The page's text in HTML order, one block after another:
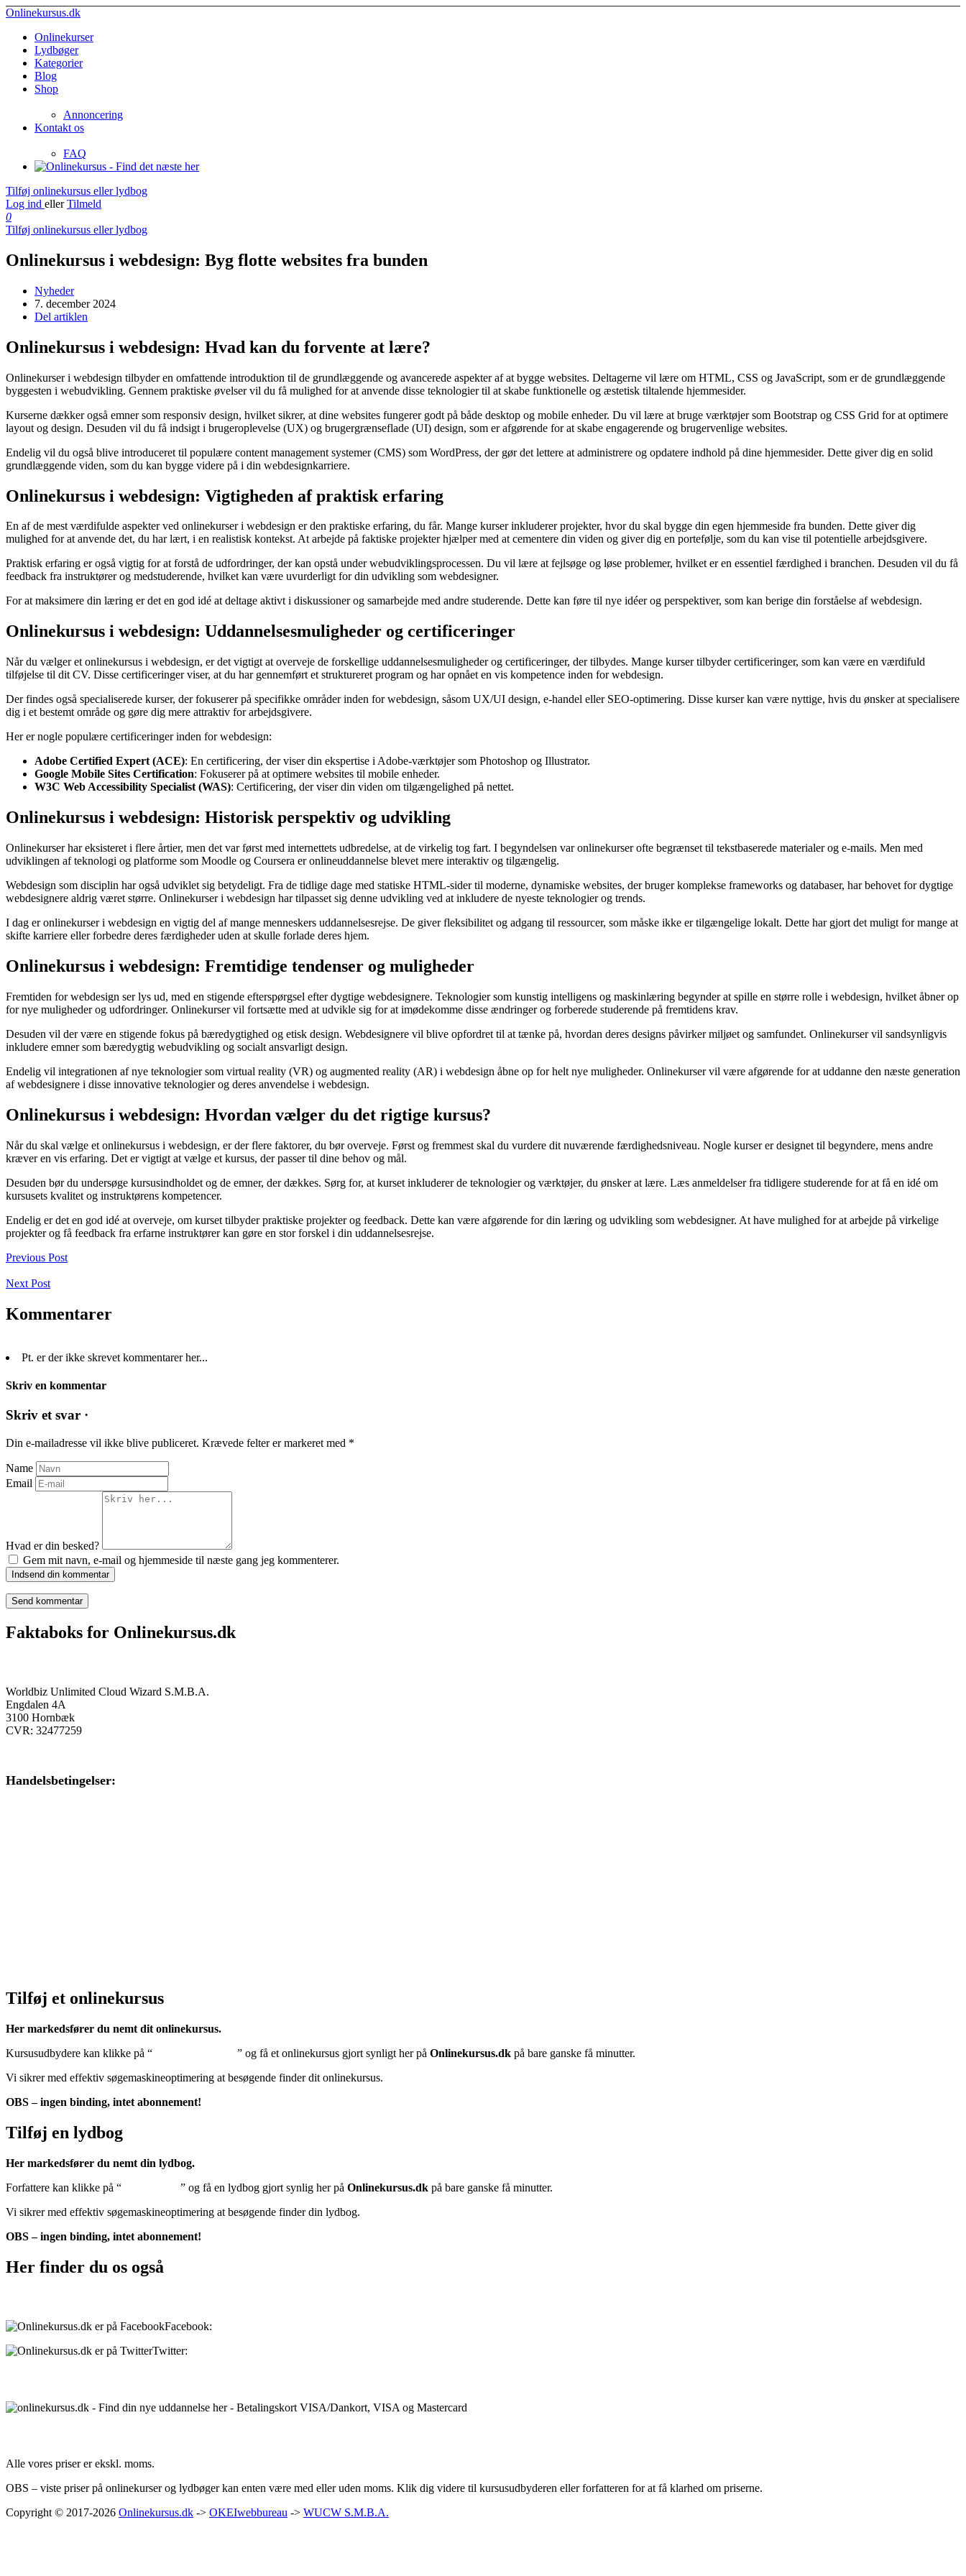
Onlinekursus.dk
Onlinekurser
Lydbøger
Kategorier
Blog
Shop
Annoncering
Kontakt os
FAQ
Tilføj onlinekursus eller lydbog
Log ind eller Tilmeld
0
Tilføj onlinekursus eller lydbog
Onlinekursus i webdesign: Byg flotte websites fra bunden
Nyheder
7. december 2024
Del artiklen
Onlinekursus i webdesign: Hvad kan du forvente at lære?
Onlinekurser i webdesign tilbyder en omfattende introduktion til de grundlæggende og avancerede aspekter af at bygge websites. Deltagerne vil lære om HTML, CSS og JavaScript, som er de grundlæggende
byggesten i webudvikling. Gennem praktiske øvelser vil du få mulighed for at anvende disse teknologier til at skabe funktionelle og æstetisk tiltalende hjemmesider.
Kurserne dækker også emner som responsiv design, hvilket sikrer, at dine websites fungerer godt på både desktop og mobile enheder. Du vil lære at bruge værktøjer som Bootstrap og CSS Grid for at optimere
layout og design. Desuden vil du få indsigt i brugeroplevelse (UX) og brugergrænseflade (UI) design, som er afgørende for at skabe engagerende og brugervenlige websites.
Endelig vil du også blive introduceret til populære content management systemer (CMS) som WordPress, der gør det lettere at administrere og opdatere indhold på dine hjemmesider. Dette giver dig en solid
grundlæggende viden, som du kan bygge videre på i din webdesignkarriere.
Onlinekursus i webdesign: Vigtigheden af praktisk erfaring
En af de mest værdifulde aspekter ved onlinekurser i webdesign er den praktiske erfaring, du får. Mange kurser inkluderer projekter, hvor du skal bygge din egen hjemmeside fra bunden. Dette giver dig
mulighed for at anvende det, du har lært, i en realistisk kontekst. At arbejde på faktiske projekter hjælper med at cementere din viden og giver dig en portefølje, som du kan vise til potentielle arbejdsgivere.
Praktisk erfaring er også vigtig for at forstå de udfordringer, der kan opstå under webudviklingsprocessen. Du vil lære at fejlsøge og løse problemer, hvilket er en essentiel færdighed i branchen. Desuden vil du få
feedback fra instruktører og medstuderende, hvilket kan være uvurderligt for din udvikling som webdesigner.
For at maksimere din læring er det en god idé at deltage aktivt i diskussioner og samarbejde med andre studerende. Dette kan føre til nye idéer og perspektiver, som kan berige din forståelse af webdesign.
Onlinekursus i webdesign: Uddannelsesmuligheder og certificeringer
Når du vælger et onlinekursus i webdesign, er det vigtigt at overveje de forskellige uddannelsesmuligheder og certificeringer, der tilbydes. Mange kurser tilbyder certificeringer, som kan være en værdifuld
tilføjelse til dit CV. Disse certificeringer viser, at du har gennemført et struktureret program og har opnået en vis kompetence inden for webdesign.
Der findes også specialiserede kurser, der fokuserer på specifikke områder inden for webdesign, såsom UX/UI design, e-handel eller SEO-optimering. Disse kurser kan være nyttige, hvis du ønsker at specialisere
dig i et bestemt område og gøre dig mere attraktiv for arbejdsgivere.
Her er nogle populære certificeringer inden for webdesign:
Adobe Certified Expert (ACE): En certificering, der viser din ekspertise i Adobe-værktøjer som Photoshop og Illustrator.
Google Mobile Sites Certification: Fokuserer på at optimere websites til mobile enheder.
W3C Web Accessibility Specialist (WAS): Certificering, der viser din viden om tilgængelighed på nettet.
Onlinekursus i webdesign: Historisk perspektiv og udvikling
Onlinekurser har eksisteret i flere årtier, men det var først med internettets udbredelse, at de virkelig tog fart. I begyndelsen var onlinekurser ofte begrænset til tekstbaserede materialer og e-mails. Men med
udviklingen af teknologi og platforme som Moodle og Coursera er onlineuddannelse blevet mere interaktiv og tilgængelig.
Webdesign som disciplin har også udviklet sig betydeligt. Fra de tidlige dage med statiske HTML-sider til moderne, dynamiske websites, der bruger komplekse frameworks og databaser, har behovet for dygtige
webdesignere aldrig været større. Onlinekurser i webdesign har tilpasset sig denne udvikling ved at inkludere de nyeste teknologier og trends.
I dag er onlinekurser i webdesign en vigtig del af mange menneskers uddannelsesrejse. De giver fleksibilitet og adgang til ressourcer, som måske ikke er tilgængelige lokalt. Dette har gjort det muligt for mange at
skifte karriere eller forbedre deres færdigheder uden at skulle forlade deres hjem.
Onlinekursus i webdesign: Fremtidige tendenser og muligheder
Fremtiden for webdesign ser lys ud, med en stigende efterspørgsel efter dygtige webdesignere. Teknologier som kunstig intelligens og maskinlæring begynder at spille en større rolle i webdesign, hvilket åbner op
for nye muligheder og udfordringer. Onlinekurser vil fortsætte med at udvikle sig for at imødekomme disse ændringer og forberede studerende på fremtidens krav.
Desuden vil der være en stigende fokus på bæredygtighed og etisk design. Webdesignere vil blive opfordret til at tænke på, hvordan deres designs påvirker miljøet og samfundet. Onlinekurser vil sandsynligvis
inkludere emner som bæredygtig webudvikling og socialt ansvarligt design.
Endelig vil integrationen af nye teknologier som virtual reality (VR) og augmented reality (AR) i webdesign åbne op for helt nye muligheder. Onlinekurser vil være afgørende for at uddanne den næste generation
af webdesignere i disse innovative teknologier og deres anvendelse i webdesign.
Onlinekursus i webdesign: Hvordan vælger du det rigtige kursus?
Når du skal vælge et onlinekursus i webdesign, er der flere faktorer, du bør overveje. Først og fremmest skal du vurdere dit nuværende færdighedsniveau. Nogle kurser er designet til begyndere, mens andre
kræver en vis erfaring. Det er vigtigt at vælge et kursus, der passer til dine behov og mål.
Desuden bør du undersøge kursusindholdet og de emner, der dækkes. Sørg for, at kurset inkluderer de teknologier og værktøjer, du ønsker at lære. Læs anmeldelser fra tidligere studerende for at få en idé om
kursusets kvalitet og instruktørens kompetencer.
Endelig er det en god idé at overveje, om kurset tilbyder praktiske projekter og feedback. Dette kan være afgørende for din læring og udvikling som webdesigner. At have mulighed for at arbejde på virkelige
projekter og få feedback fra erfarne instruktører kan gøre en stor forskel i din uddannelsesrejse.
Previous Post
Next Post
Kommentarer
Pt. er der ikke skrevet kommentarer her...
Skriv en kommentar
Skriv et svar ·
Din e-mailadresse vil ikke blive publiceret. Krævede felter er markeret med *
Name
Email
Hvad er din besked?
Gem mit navn, e-mail og hjemmeside til næste gang jeg kommenterer.
Indsend din kommentar
Faktaboks for Onlinekursus.dk
Worldbiz Unlimited Cloud Wizard S.M.B.A.
Engdalen 4A
3100 Hornbæk
CVR: 32477259
Handelsbetingelser:
Tilføj et onlinekursus
Her markedsfører du nemt dit onlinekursus.
Kursusudbydere kan klikke på “
” og få et onlinekursus gjort synligt her på Onlinekursus.dk på bare ganske få minutter.
Vi sikrer med effektiv søgemaskineoptimering at besøgende finder dit onlinekursus.
OBS – ingen binding, intet abonnement!
Tilføj en lydbog
Her markedsfører du nemt din lydbog.
Forfattere kan klikke på “
” og få en lydbog gjort synlig her på Onlinekursus.dk på bare ganske få minutter.
Vi sikrer med effektiv søgemaskineoptimering at besøgende finder din lydbog.
OBS – ingen binding, intet abonnement!
Her finder du os også
Facebook:
Twitter:
Alle vores priser er ekskl. moms.
OBS – viste priser på onlinekurser og lydbøger kan enten være med eller uden moms. Klik dig videre til kursusudbyderen eller forfatteren for at få klarhed om priserne.
Copyright © 2017-2026 Onlinekursus.dk -> OKEIwebbureau -> WUCW S.M.B.A.